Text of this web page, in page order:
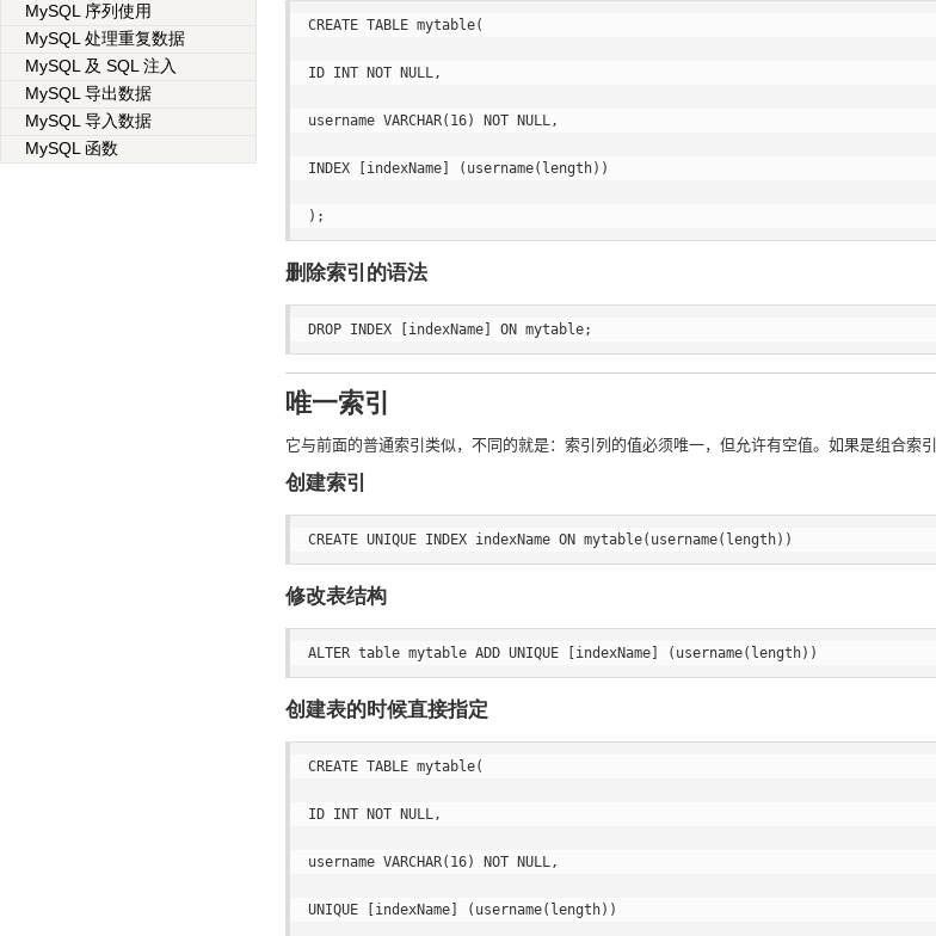
MySQL 序列使用
MySQL 处理重复数据
MySQL 及 SQL 注入
MySQL 导出数据
MySQL 导入数据
MySQL 函数
CREATE TABLE mytable(
ID INT NOT NULL,
username VARCHAR(16) NOT NULL,
INDEX [indexName] (username(length))
删除索引的语法
唯一索引
它与前面的普通索引类似，不同的就是：索引列的值必须唯一，但允许有空值。如果是组合索
创建索引
修改表结构
创建表的时候直接指定
CREATE TABLE mytable(
ID INT NOT NULL,
username VARCHAR(16) NOT NULL,
UNIQUE [indexName] (username(length))